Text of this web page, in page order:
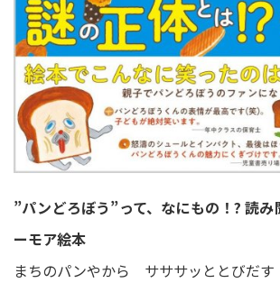
”パンどろぼう”って、なにもの！? 読
ーモア絵本
まちのパンやから サササッととびだす